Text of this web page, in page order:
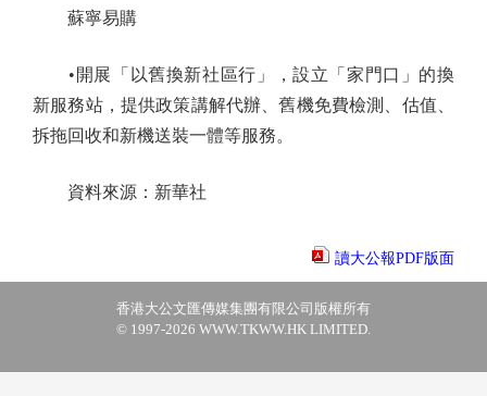
蘇寧易購
•開展「以舊換新社區行」，設立「家門口」的換
新服務站，提供政策講解代辦、舊機免費檢測、估值、
拆拖回收和新機送裝一體等服務。
資料來源：新華社
讀大公報PDF版面
香港大公文匯傳媒集團有限公司版權所有
© 1997-2026 WWW.TKWW.HK LIMITED.